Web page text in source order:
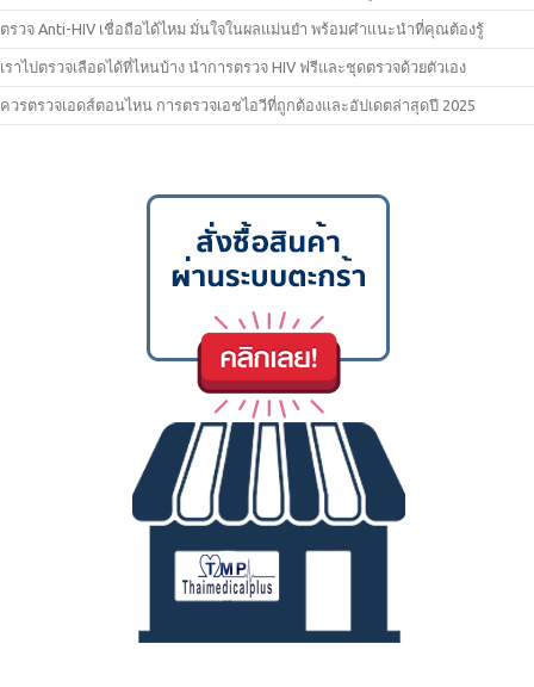
ตรวจ Anti-HIV เชื่อถือได้ไหม มั่นใจในผลแม่นยำ พร้อมคำแนะนำที่คุณต้องรู้
เราไปตรวจเลือดได้ที่ไหนบ้าง นำการตรวจ HIV ฟรีและชุดตรวจด้วยตัวเอง
ควรตรวจเอดส์ตอนไหน การตรวจเอชไอวีที่ถูกต้องและอัปเดตล่าสุดปี 2025